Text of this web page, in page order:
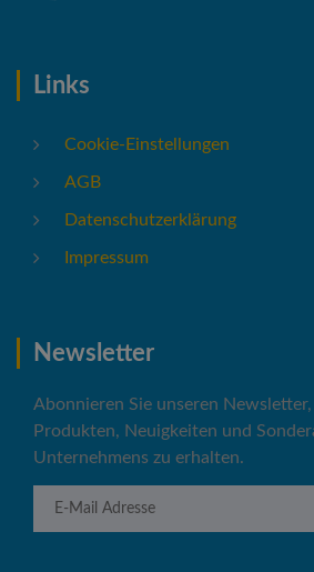
Links
Cookie-Einstellungen
AGB
Datenschutzerklärung
Impressum
Newsletter
Abonnieren Sie unseren
Produkten, Neuigkeiten und
Unternehmens zu erhalten.
E-Mail Adresse